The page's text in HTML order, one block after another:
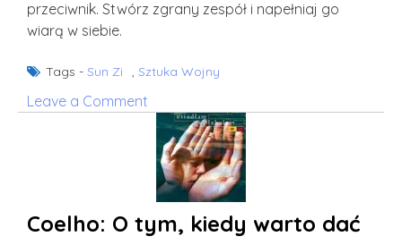
przeciwnik. Stwórz zgrany zespół i napełniaj go
wiarą w siebie.
Tags - Sun Zi , Sztuka Wojny
Leave a Comment
Sun
Sztuka
Wojny
Coelho: O tym, kiedy warto dać